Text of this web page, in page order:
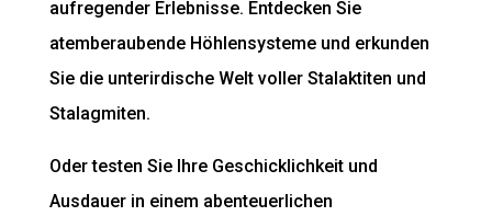
aufregender Erlebnisse. Entdecken Sie
atemberaubende Höhlensysteme und erkunden
Sie die unterirdische Welt voller Stalaktiten und
Stalagmiten.
Oder testen Sie Ihre Geschicklichkeit und
Ausdauer in einem abenteuerlichen